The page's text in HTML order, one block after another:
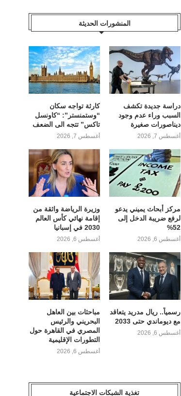
المنشورات الحديثة
دراسة جديدة تكشف
السبب وراء عدم وجود
ديناصورات صغيرة
أغسطس 7, 2026
كارثة تواجه سكان
“وستمنستر”: “كاونسل
تاكس” تتجه الى الضعف
أغسطس 7, 2026
مركز أبحاث يميني يدعو
لرفع ضريبة الدخل إلى
52%
أغسطس 6, 2026
وزيرة الرياضة واثقة من
إقامة نهائي كأس العالم
2030 في إسبانيا
أغسطس 6, 2026
رسمياً.. ريال مدريد يتعاقد
مع ديوماندي حتى 2033
أغسطس 6, 2026
مباحثات بين العاهل
البحريني والرئيس
المصري في القاهرة حول
التطورات الإقليمية
أغسطس 6, 2026
تغذية الشبكات الاجتماعية